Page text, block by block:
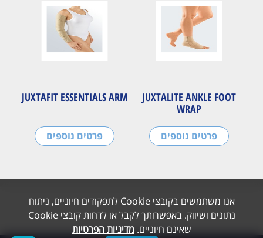
אנו משתמשים בקובצי Cookie לתפקודים חיוניים, ניתוח
נתונים ושיווק. באפשרותך לקבל או לדחות קובצי Cookie
שאינם חיוניים. מדיניות הפרטיות
JUXTALITE ANKLE FOOT
WRAP
פרטים נוספים
JUXTAFIT ESSENTIALS ARM
פרטים נוספים